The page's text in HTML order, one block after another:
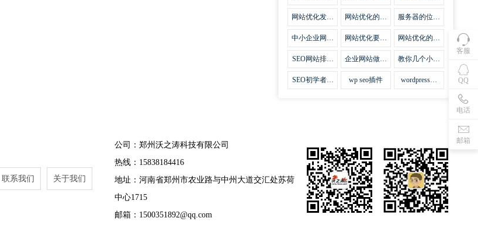
网站SEO优
干问题
味道
网站优化发挥
网站优化的费
服务器的位置
影响
中小企业网站
法
网站优化要不
网站优化的逆
SEO网站排名
法宝
企业网站做好
势
教你几个小技
页优化
SEO初学者，
wp seo插件
wordpress插
客服
QQ
电话
邮箱
联系我们 关于我们
公司：郑州沃之涛科技有限公司
热线：15838184416
地址：河南省郑州市农业路与中州大道交汇处苏荷
中心1715
邮箱：1500351892@qq.com